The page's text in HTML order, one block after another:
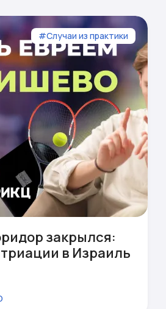
#Случаи из практики
закрылся:
в Израиль